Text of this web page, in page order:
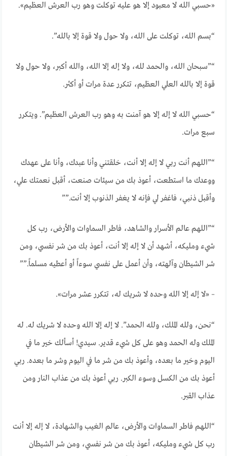
«حسبي الله لا معبود إلا هو عليه توكلت وهو رب العرش العظيم».
“بسم الله، توكلت على الله، ولا حول ولا قوة إلا بالله”.
“”سبحان الله، والحمد لله، ولا إله إلا الله، والله أكبر، ولا حول ولا
قوة إلا بالله العلي العظيم، تتكرر عدة مرات أو أكثر.
“حسبي الله لا إله إلا هو آمنت به وهو رب العرش العظيم”. ويتكرر
سبع مرات.
“”اللهم أنت ربي لا إله إلا أنت، خلقتني وأنا عبدك، وأنا على عهدك
ووعدك ما استطعت، أعوذ بك من سيئات صنعت، أقبل نعمتك علي،
وأقبل ذنبي، فاغفر لي فإنه لا يغفر الذنوب إلا أنت.””
“”اللهم عالم الأسرار والشاهد، فاطر السماوات والأرض، رب كل
شيء ومليكه، أشهد أن لا إله إلا أنت، أعوذ بك من شر نفسي، ومن
شر الشيطان وآلهته، وأن أعمل على نفسي سوءاً أو أعطيه مسلماً.””
– «لا إله إلا الله وحده لا شريك له، تتكرر عشر مرات».
“نحن، ولله الملك، ولله الحمد”. لا إله إلا الله وحده لا شريك له. له
الملك وله الحمد وهو على كل شيء قدير. سيدي! أسألك خير ما في
اليوم وخير ما بعده، وأعوذ بك من شر ما في اليوم وشر ما بعده. ربي
أعوذ بك من الكسل وسوء الكبر. ربي أعوذ بك من عذاب النار ومن
عذاب القبر.
“اللهم فاطر السماوات والأرض، عالم الغيب والشهادة، لا إله إلا أنت
رب كل شيء ومليكه، أعوذ بك من شر نفسي، ومن شر الشيطان